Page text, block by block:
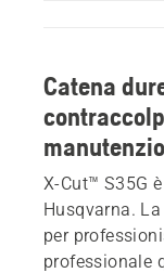
Catena
X-Cut™ S35G
Husqvarna.
per
professionale